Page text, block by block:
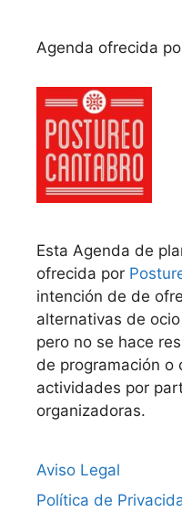
Agenda ofrecida
Esta Agenda de
ofrecida por
intención de de
alternativas de
pero no se hace
de programación o
actividades por
organizadoras.
Aviso Legal
Política de